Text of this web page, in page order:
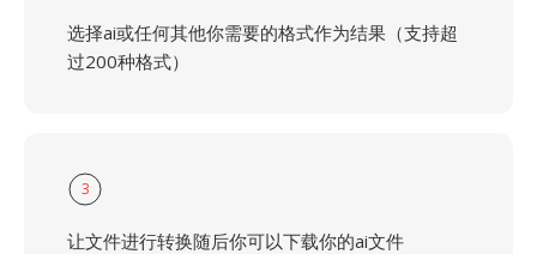
选择ai或任何其他你需要的格式作为结果（支持超
过200种格式）
3
让文件进行转换随后你可以下载你的ai文件